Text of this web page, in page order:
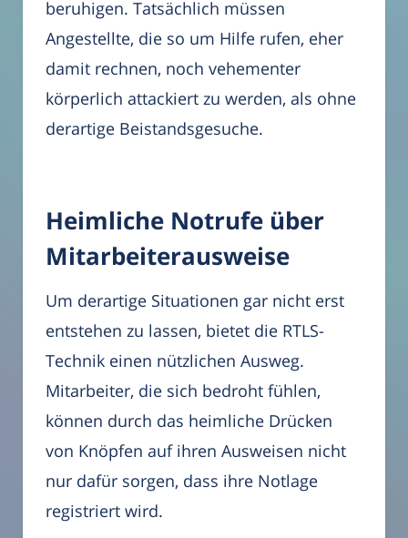
beruhigen. Tatsächlich müssen
Angestellte, die so um Hilfe rufen, eher
damit rechnen, noch vehementer
körperlich attackiert zu werden, als ohne
derartige Beistandsgesuche.
Heimliche Notrufe über
Mitarbeiterausweise
Um derartige Situationen gar nicht erst
entstehen zu lassen, bietet die RTLS-
Technik einen nützlichen Ausweg.
Mitarbeiter, die sich bedroht fühlen,
können durch das heimliche Drücken
von Knöpfen auf ihren Ausweisen nicht
nur dafür sorgen, dass ihre Notlage
registriert wird.